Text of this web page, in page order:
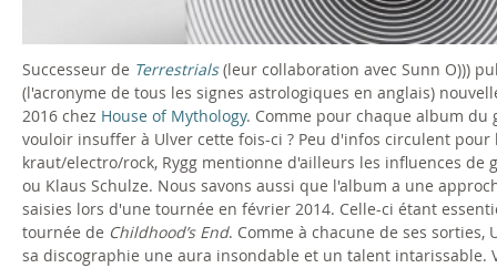
Successeur de Terrestrials(leur collaboration avec Sunn O)))
(l'acronyme de tous les signes astrologiques en anglais)
2016 chez House of Mythology. Comme pour chaque album
vouloir insuffer à Ulver cette fois-ci ? Peu d'infos circulent
kraut/electro/rock, Rygg mentionne d'ailleurs les influences de
ou Klaus Schulze. Nous savons aussi que l'album a une
saisies lors d'une tournée en février 2014. Celle-ci étant
tournée de Childhood’s End. Comme à chacune de ses
sa discographie une aura insondable et un talent intarissable.